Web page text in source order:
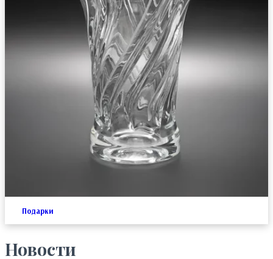
Подарки
Новости